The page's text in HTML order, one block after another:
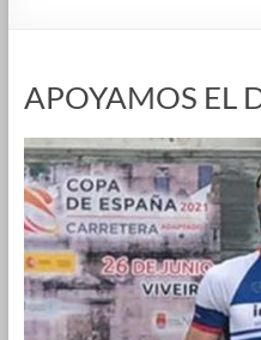
APOYAMOS EL